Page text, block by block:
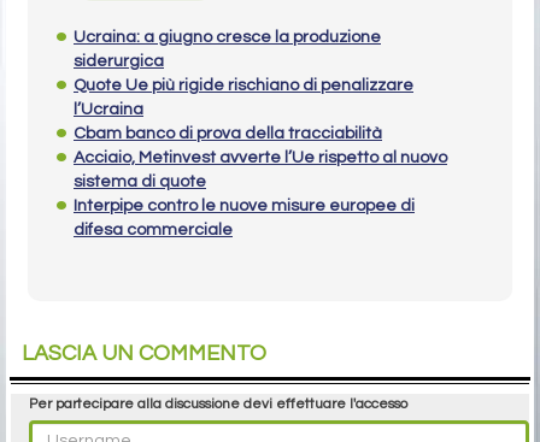
Ucraina: a giugno cresce la produzione
siderurgica
Quote Ue più rigide rischiano di penalizzare
l’Ucraina
Cbam banco di prova della tracciabilità
Acciaio, Metinvest avverte l’Ue rispetto al nuovo
sistema di quote
Interpipe contro le nuove misure europee di
difesa commerciale
LASCIA UN COMMENTO
Per partecipare alla discussione devi effettuare l'accesso